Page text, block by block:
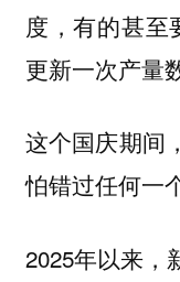
度，有的甚至
更新一次产量
这个国庆期间
怕错过任何一
2025年以来，